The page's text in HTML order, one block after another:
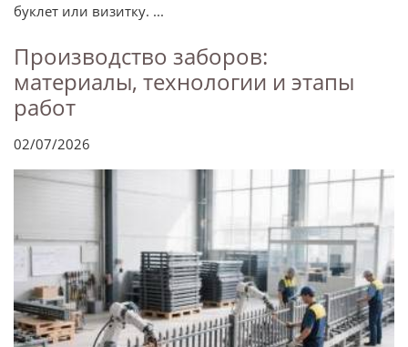
буклет или визитку. ...
Производство заборов:
материалы, технологии и этапы
работ
02/07/2026